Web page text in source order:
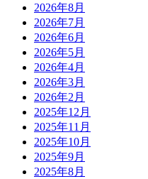
2026年8月
2026年7月
2026年6月
2026年5月
2026年4月
2026年3月
2026年2月
2025年12月
2025年11月
2025年10月
2025年9月
2025年8月